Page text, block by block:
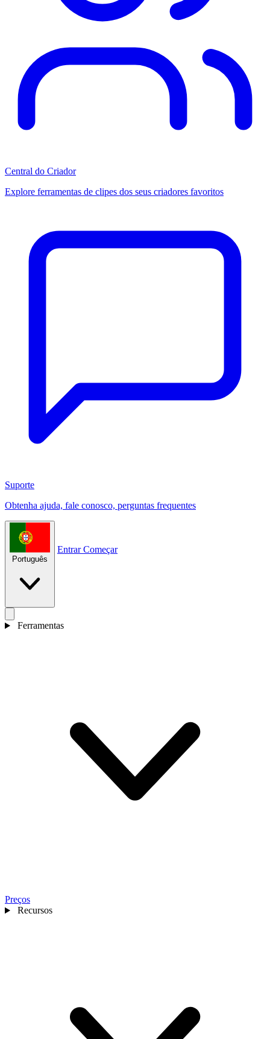
Central do Criador
Explore ferramentas de clipes dos seus criadores favoritos
Suporte
Obtenha ajuda, fale conosco, perguntas frequentes
Português
EntrarComeçar
Ferramentas
Preços
Recursos